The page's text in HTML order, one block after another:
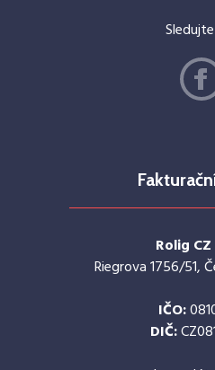
Rolig
Riegrova 1756/51,
IČO:
DIČ: